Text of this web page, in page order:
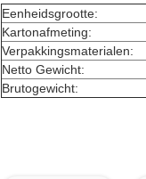
Eenheidsgrootte:
Kartonafmeting:
Verpakkingsmaterialen:
Netto Gewicht:
Brutogewicht: